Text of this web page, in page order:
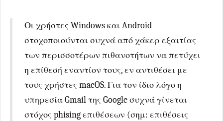
Οι χρήστες Windows και Android
στοχοποιούνται συχνά από χάκερ εξαιτίας
των περισσοτέρων πιθανοτήτων να πετύχει
η επίθεσή εναντίον τους, εν αντιθέσει με
τους χρήστες macOS. Για τον ίδιο λόγο η
υπηρεσία Gmail της Google συχνά γίνεται
στόχος phising επιθέσεων (σημ: επιθέσεις